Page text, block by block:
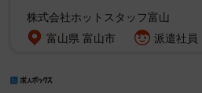
株式会社ホットスタッフ富山
富山県 富山市
派遣社員